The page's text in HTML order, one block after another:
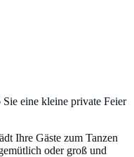
eine kleine private Feier
Ihre Gäste zum Tanzen
oder groß und